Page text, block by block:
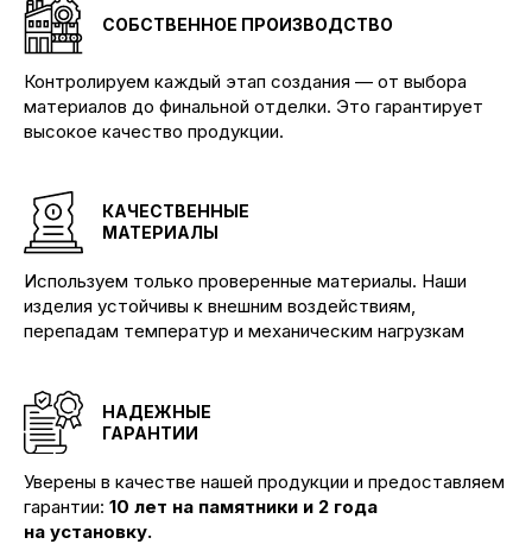
СОБСТВЕННОЕ ПРОИЗВОДСТВО
Контролируем каждый этап создания — от выбора
материалов до финальной отделки. Это гарантирует
высокое качество продукции.
КАЧЕСТВЕННЫЕ
МАТЕРИАЛЫ
Используем только проверенные материалы. Наши
изделия устойчивы к внешним воздействиям,
перепадам температур и механическим нагрузкам
НАДЕЖНЫЕ
ГАРАНТИИ
Уверены в качестве нашей продукции и предоставляем
гарантии: 10 лет на памятники и 2 года
на установку.